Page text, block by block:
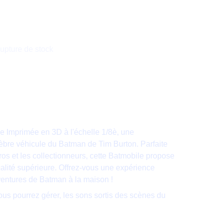
Imprimée en 3D à l'échelle 1/8è, une
véhicule du Batman de Tim Burton. Parfaite
et les collectionneurs, cette Batmobile propose
supérieure. Offrez-vous une expérience
de Batman à la maison !
pourrez gérer, les sons sortis des scènes du